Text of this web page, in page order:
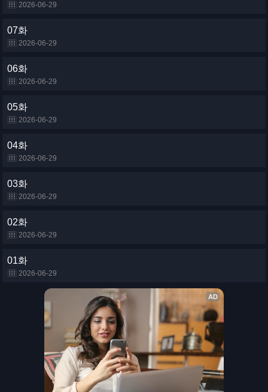
2026-06-29
07화
2026-06-29
06화
2026-06-29
05화
2026-06-29
04화
2026-06-29
03화
2026-06-29
02화
2026-06-29
01화
2026-06-29